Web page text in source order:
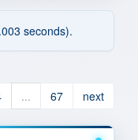
seconds).
... 67 next